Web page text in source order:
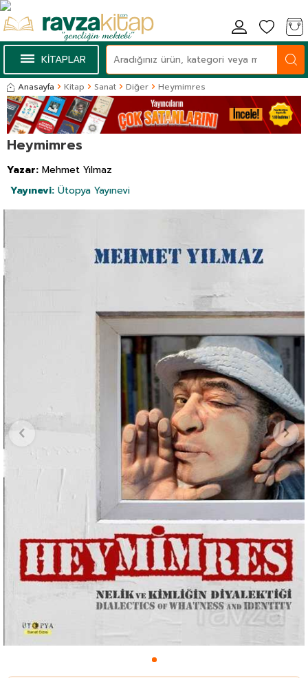
KİTAPLAR
Anasayfa Kitap Sanat Diğer Heymimres
Heymimres
Yazar: Mehmet Yılmaz
Yayınevi: Ütopya Yayınevi